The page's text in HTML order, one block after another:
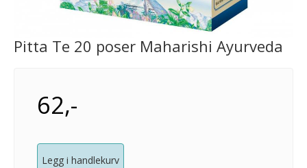
Pitta Te 20 poser Maharishi Ayurveda
62,-
Legg i handlekurv